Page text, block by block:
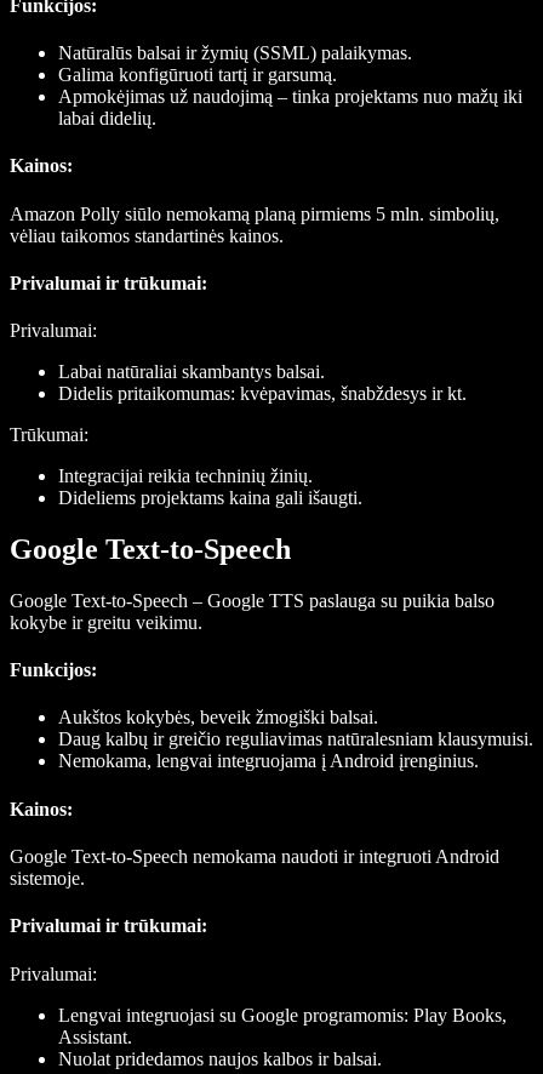
Funkcijos:
Natūralūs balsai ir žymių (SSML) palaikymas.
Galima konfigūruoti tartį ir garsumą.
Apmokėjimas už naudojimą – tinka projektams nuo mažų iki
labai didelių.
Kainos:
Amazon Polly siūlo nemokamą planą pirmiems 5 mln. simbolių,
vėliau taikomos standartinės kainos.
Privalumai ir trūkumai:
Privalumai:
Labai natūraliai skambantys balsai.
Didelis pritaikomumas: kvėpavimas, šnabždesys ir kt.
Trūkumai:
Integracijai reikia techninių žinių.
Dideliems projektams kaina gali išaugti.
Google Text-to-Speech
Google Text-to-Speech – Google TTS paslauga su puikia balso
kokybe ir greitu veikimu.
Funkcijos:
Aukštos kokybės, beveik žmogiški balsai.
Daug kalbų ir greičio reguliavimas natūralesniam klausymuisi.
Nemokama, lengvai integruojama į Android įrenginius.
Kainos:
Google Text-to-Speech nemokama naudoti ir integruoti Android
sistemoje.
Privalumai ir trūkumai:
Privalumai:
Lengvai integruojasi su Google programomis: Play Books,
Assistant.
Nuolat pridedamos naujos kalbos ir balsai.